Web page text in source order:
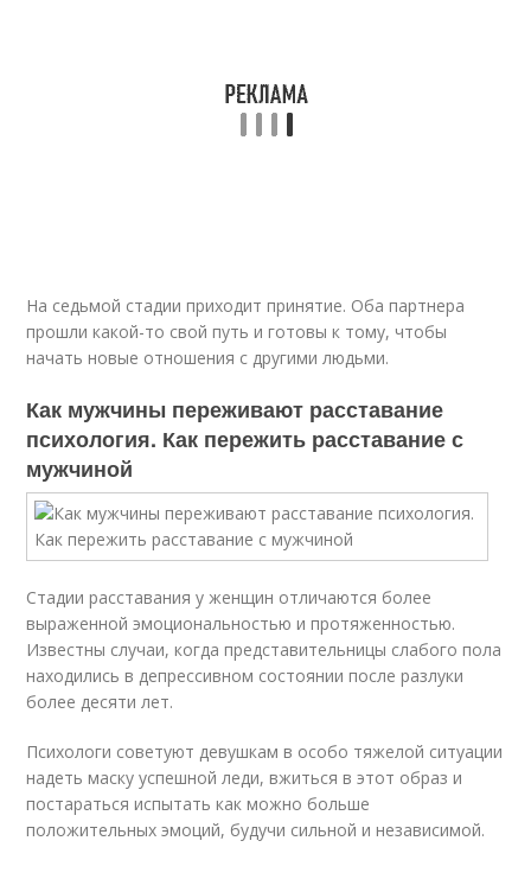
На седьмой стадии приходит принятие. Оба партнера
прошли какой-то свой путь и готовы к тому, чтобы
начать новые отношения с другими людьми.
Как мужчины переживают расставание
психология. Как пережить расставание с
мужчиной
Стадии расставания у женщин отличаются более
выраженной эмоциональностью и протяженностью.
Известны случаи, когда представительницы слабого пола
находились в депрессивном состоянии после разлуки
более десяти лет.
Психологи советуют девушкам в особо тяжелой ситуации
надеть маску успешной леди, вжиться в этот образ и
постараться испытать как можно больше
положительных эмоций, будучи сильной и независимой.